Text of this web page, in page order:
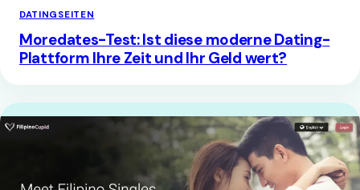
DATINGSEITEN
Moredates-Test: Ist diese moderne Dating-
Plattform Ihre Zeit und Ihr Geld wert?